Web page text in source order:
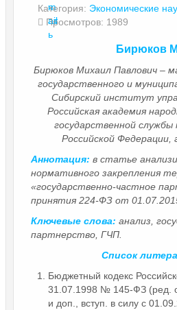
ч
ат
ь
m
ail
Категория: Экономические
Просмотров: 1989
Бирюков
Бирюков Михаил Павлович –
государственного и
Сибирский институт
Российская академия
государственной
Российской Федерации,
Аннотация: в статье
нормативного закрепления
«государственно-частное
принятия 224-ФЗ от
Ключевые слова: анализ,
партнерство, ГЧП.
Список
Бюджетный кодекс
31.07.1998 № 145-ФЗ (ред.
и доп., вступ. в силу с